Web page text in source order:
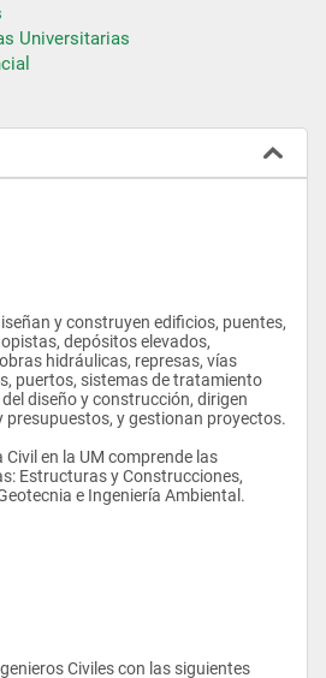
Universitarias
depósitos elevados,
hidráulicas, represas, vías
puertos, sistemas de tratamiento
diseño y construcción, dirigen
Estructuras y Construcciones,
e Ingeniería Ambiental.